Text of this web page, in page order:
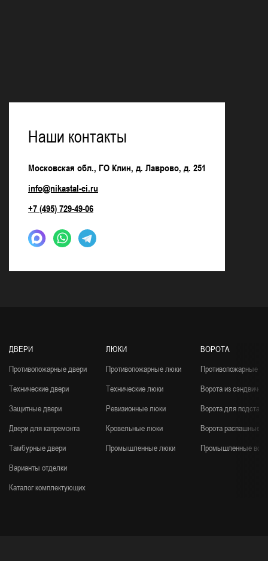
Наши контакты
Московская обл., ГО Клин, д. Лаврово, д. 251
info@nikastal-ei.ru
+7 (495) 729-49-06
ДВЕРИ
Противопожарные двери
Технические двери
Защитные двери
Двери для капремонта
Тамбурные двери
Варианты отделки
Каталог комплектующих
ЛЮКИ
Противопожарные люки
Технические люки
Ревизионные люки
Кровельные люки
Промышленные люки
ВОРОТА
Противопожарные
Ворота из сэндвич-
Ворота для
Ворота распашные
Промышленные